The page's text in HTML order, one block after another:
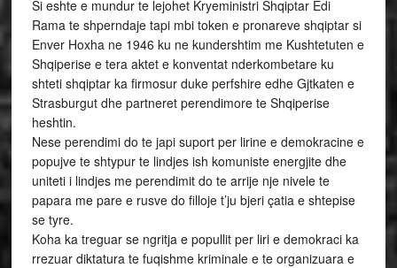
Si eshte e mundur te lejohet Kryeministri Shqiptar Edi
Rama te shperndaje tapi mbi token e pronareve shqiptar si
Enver Hoxha ne 1946 ku ne kundershtim me Kushtetuten e
Shqiperise e tera aktet e konventat nderkombetare ku
shteti shqiptar ka firmosur duke perfshire edhe Gjtkaten e
Strasburgut dhe partneret perendimore te Shqiperise
heshtin.
Nese perendimi do te japi suport per lirine e demokracine e
popujve te shtypur te lindjes ish komuniste energjite dhe
uniteti i lindjes me perendimit do te arrije nje nivele te
papara me pare e rusve do filloje t’ju bjeri çatia e shtepise
se tyre.
Koha ka treguar se ngritja e popullit per liri e demokraci ka
rrezuar diktatura te fuqishme kriminale e te organizuara e